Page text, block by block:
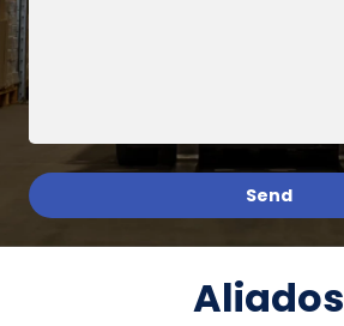
Aliados